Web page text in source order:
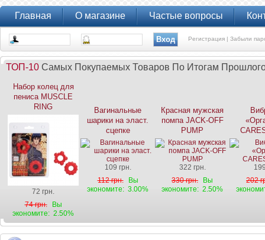
Главная О магазине Частые вопросы
Регистрация |Забыли
ТОП-10 Самых Покупаемых Товаров По Итогам
Набор колец для
пениса MUSCLE
RING
72 грн.
74 грн.
Вы
экономите: 2.50%
Вагинальные
шарики на эласт.
сцепке
109 грн.
112 грн.
Вы
экономите: 3.00%
Красная мужская
помпа JACK-OFF
PUMP
322 грн.
330 грн.
Вы
экономите: 2.50%
202